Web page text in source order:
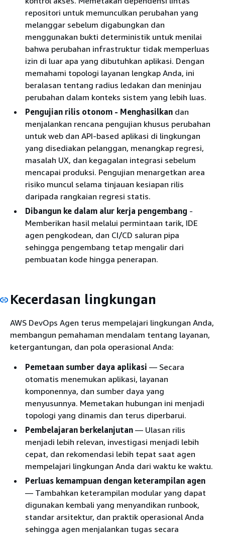
repositori untuk memunculkan perubahan yang
melanggar sebelum digabungkan dan
menggunakan bukti deterministik untuk menilai
bahwa perubahan infrastruktur tidak memperluas
izin di luar apa yang dibutuhkan aplikasi. Dengan
memahami topologi layanan lengkap Anda, ini
beralasan tentang radius ledakan dan meninjau
perubahan dalam konteks sistem yang lebih luas.
Pengujian rilis otonom - Menghasilkan dan
menjalankan rencana pengujian khusus perubahan
untuk web dan API-based aplikasi di lingkungan
yang disediakan pelanggan, menangkap regresi,
masalah UX, dan kegagalan integrasi sebelum
mencapai produksi. Pengujian menargetkan area
risiko muncul selama tinjauan kesiapan rilis
daripada rangkaian regresi statis.
Dibangun ke dalam alur kerja pengembang -
Memberikan hasil melalui permintaan tarik, IDE
agen pengkodean, dan CI/CD saluran pipa
sehingga pengembang tetap mengalir dari
pembuatan kode hingga penerapan.
Kecerdasan lingkungan
AWS DevOps Agen terus mempelajari lingkungan Anda,
membangun pemahaman mendalam tentang layanan,
ketergantungan, dan pola operasional Anda:
Pemetaan sumber daya aplikasi — Secara
otomatis menemukan aplikasi, layanan
komponennya, dan sumber daya yang
menyusunnya. Memetakan hubungan ini menjadi
topologi yang dinamis dan terus diperbarui.
Pembelajaran berkelanjutan — Ulasan rilis
menjadi lebih relevan, investigasi menjadi lebih
cepat, dan rekomendasi lebih tepat saat agen
mempelajari lingkungan Anda dari waktu ke waktu.
Perluas kemampuan dengan keterampilan agen
— Tambahkan keterampilan modular yang dapat
digunakan kembali yang menyandikan runbook,
standar arsitektur, dan praktik operasional Anda
sehingga agen menjalankan tugas secara